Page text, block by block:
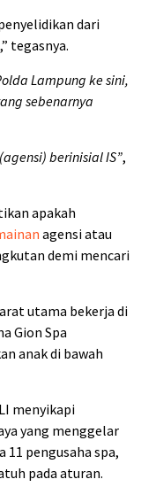
dari
,” tegasnya.
Lampung ke sini,
sebenarnya
berinisial IS”,
apakah
agensi atau
demi mencari
utama bekerja di
Gion Spa
anak di bawah
menyikapi
yang menggelar
pengusaha spa,
pada aturan.